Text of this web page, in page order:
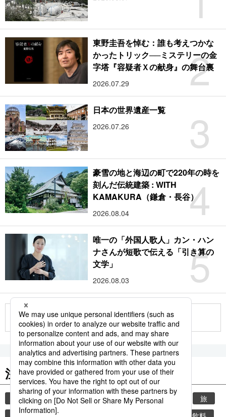
2
東野圭吾を悼む：誰も考えつかな
かったトリック──ミステリーの金
字塔『容疑者Ｘの献身』の舞台裏
2026.07.29
3
日本の世界遺産一覧
2026.07.26
4
豪雪の地と海辺の町で220年の時を
刻んだ伝統建築 : WITH
KAMAKURA（鎌倉・長谷）
2026.08.04
5
唯一の「外国人歌人」カン・ハン
ナさんが短歌で伝える「引き算の
文学」
2026.08.03
もっと見る
注目のキーワード
共同通信ニュース 時事通信ニュース 観光
旅